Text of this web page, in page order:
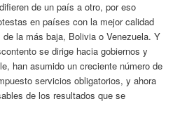
de un país a otro, por eso
en países con la mejor calidad
la más baja, Bolivia o Venezuela. Y
se dirige hacia gobiernos y
han asumido un creciente número de
servicios obligatorios, y ahora
de los resultados que se